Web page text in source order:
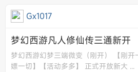
Gx1017
梦幻西游凡人修仙传三通新开
梦幻西游幻梦三端微变（刚开） 【刚开
嫖一切】【活动多多】 正式开放新大 ...